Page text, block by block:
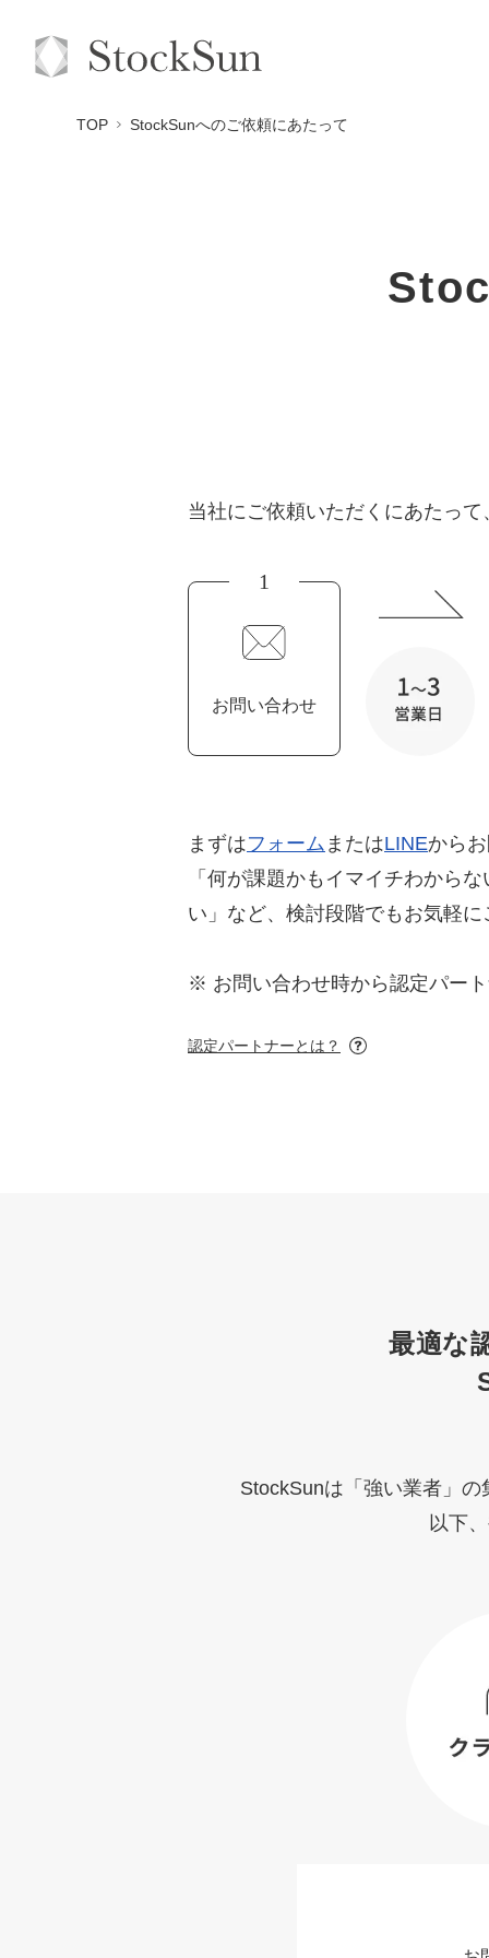
TOP StockSunへのご依頼にあたって
当社にご依頼いただくにあたっ
1
お問い合わせ
まずはフォーム またはLINEから
「何が課題かもイマイチわから
い」など、検討段階でもお気軽に
※ お問い合わせ時から認定パー
認定パートナーとは？
最適な
StockSunは「強い業者」の
以下